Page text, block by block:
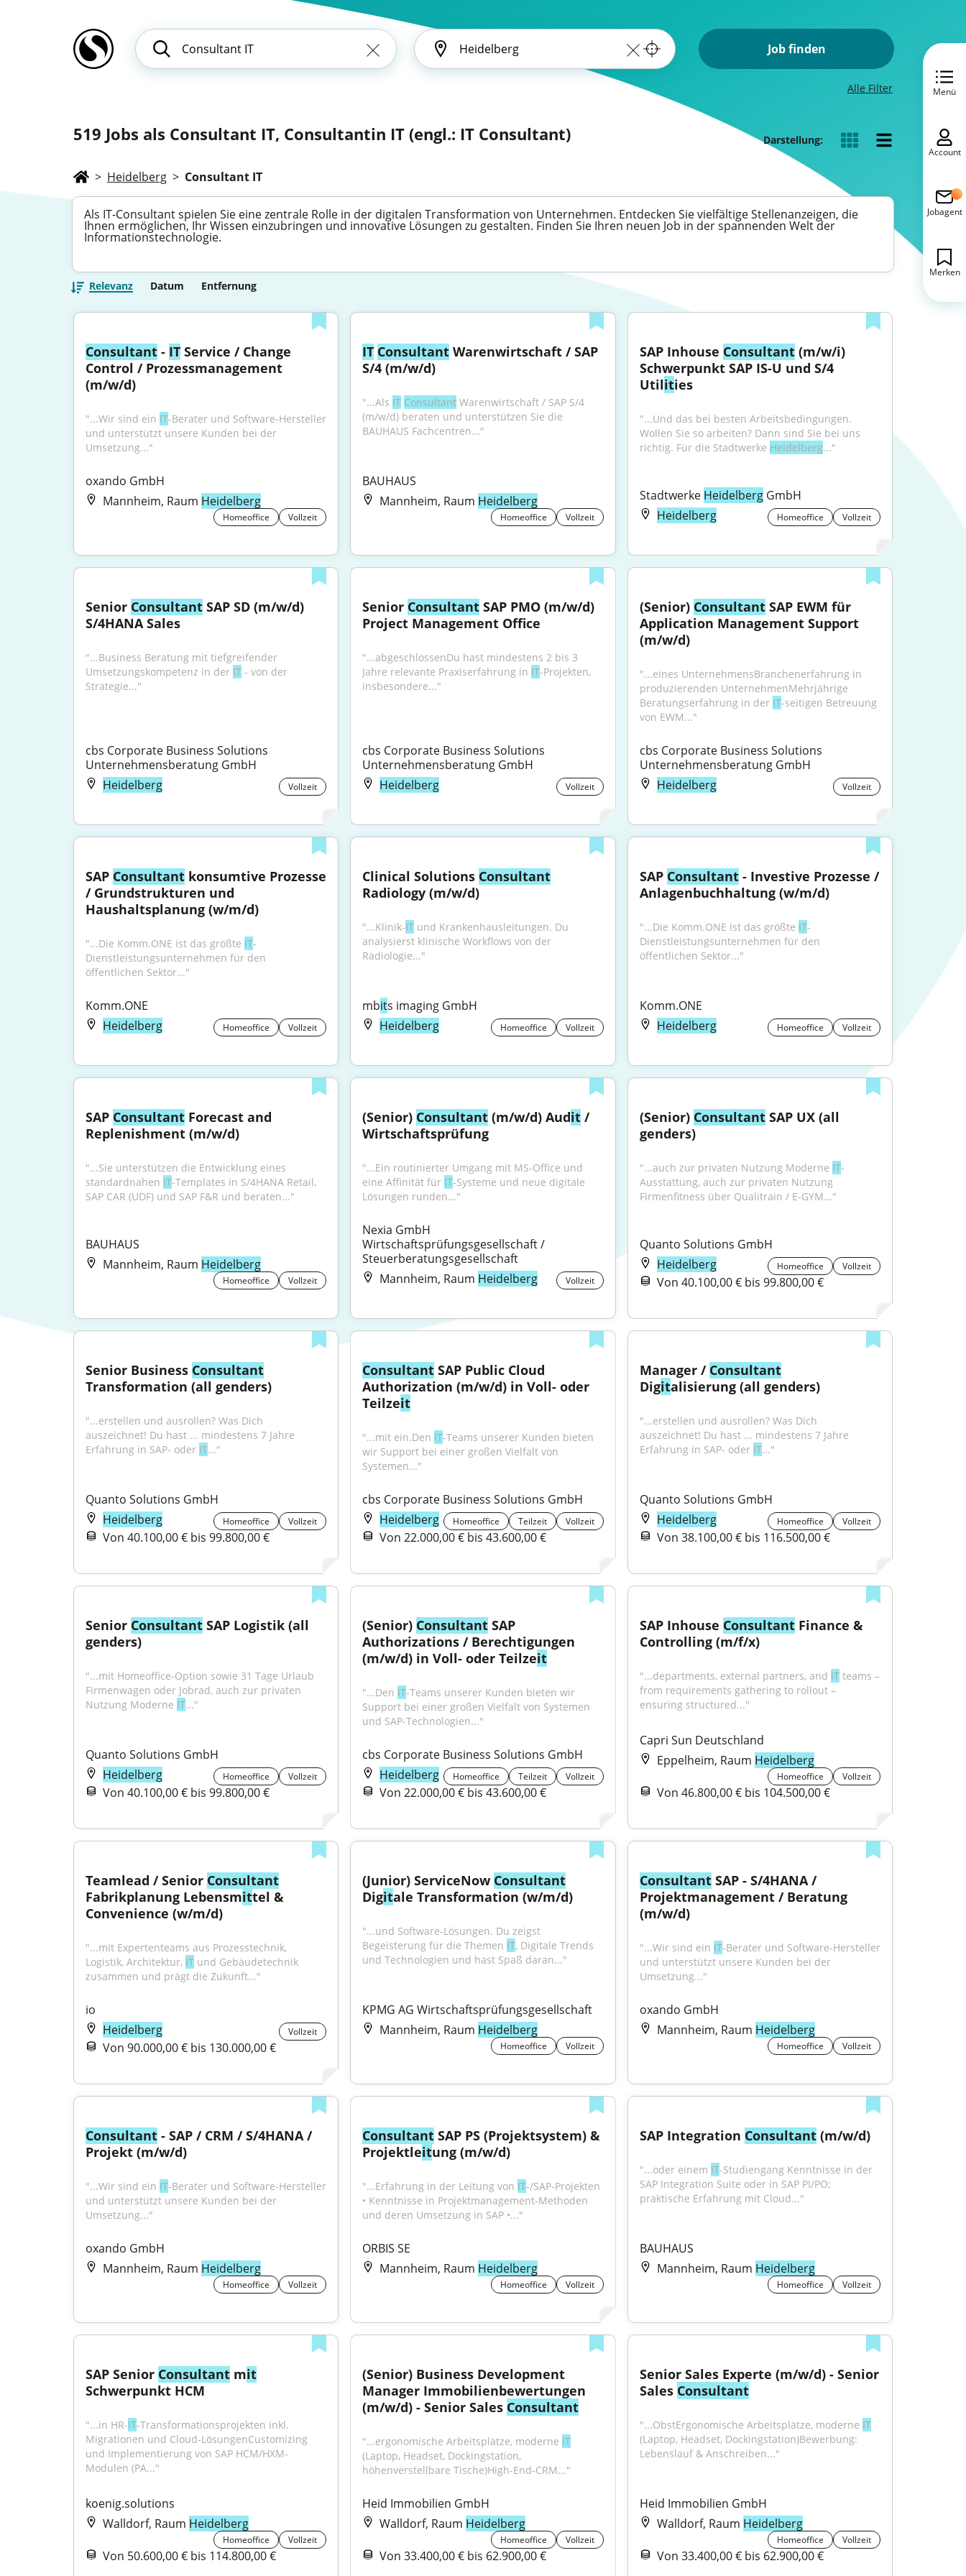
Job finden
Alle Filter
519 Jobs als Consultant IT, Consultantin IT (engl.: IT Consultant) Darstellung:
> Heidelberg > Consultant IT
Als IT-Consultant spielen Sie eine zentrale Rolle in der digitalen Transformation von Unternehmen. Entdecken Sie vielfältige Stellenanzeigen, die
Ihnen ermöglichen, Ihr Wissen einzubringen und innovative Lösungen zu gestalten. Finden Sie Ihren neuen Job in der spannenden Welt der
Informationstechnologie.
Relevanz Datum Entfernung
Consultant - IT Service / Change
Control / Prozessmanagement
(m/w/d)
"...Wir sind ein IT-Berater und Software-Hersteller
und unterstützt unsere Kunden bei der
Umsetzung..."
oxando GmbH
Mannheim, Raum Heidelberg
Homeoffice Vollzeit
IT Consultant Warenwirtschaft / SAP
S/4 (m/w/d)
"...Als IT Consultant Warenwirtschaft / SAP S/4
(m/w/d) beraten und unterstützen Sie die
BAUHAUS Fachcentren..."
BAUHAUS
Mannheim, Raum Heidelberg
Homeoffice Vollzeit
SAP Inhouse Consultant (m/w/i)
Schwerpunkt SAP IS-U und S/4
Utilities
"...Und das bei besten Arbeitsbedingungen.
Wollen Sie so arbeiten? Dann sind Sie bei uns
richtig. Für die Stadtwerke Heidelberg..."
Stadtwerke Heidelberg GmbH
Heidelberg
Homeoffice Vollzeit
Senior Consultant SAP SD (m/w/d)
S/4HANA Sales
"...Business Beratung mit tiefgreifender
Umsetzungskompetenz in der IT - von der
Strategie..."
cbs Corporate Business Solutions
Unternehmensberatung GmbH
Heidelberg
Vollzeit
Senior Consultant SAP PMO (m/w/d)
Project Management Office
"...abgeschlossenDu hast mindestens 2 bis 3
Jahre relevante Praxiserfahrung in IT-Projekten,
insbesondere..."
cbs Corporate Business Solutions
Unternehmensberatung GmbH
Heidelberg
Vollzeit
(Senior) Consultant SAP EWM für
Application Management Support
(m/w/d)
"...eines UnternehmensBranchenerfahrung in
produzierenden UnternehmenMehrjährige
Beratungserfahrung in der IT-seitigen Betreuung
von EWM..."
cbs Corporate Business Solutions
Unternehmensberatung GmbH
Heidelberg
Vollzeit
SAP Consultant konsumtive Prozesse
/ Grundstrukturen und
Haushaltsplanung (w/m/d)
"...Die Komm.ONE ist das größte IT-
Dienstleistungsunternehmen für den
öffentlichen Sektor..."
Komm.ONE
Heidelberg
Homeoffice Vollzeit
Clinical Solutions Consultant
Radiology (m/w/d)
"...Klinik-IT und Krankenhausleitungen. Du
analysierst klinische Workflows von der
Radiologie..."
mbits imaging GmbH
Heidelberg
Homeoffice Vollzeit
SAP Consultant - Investive Prozesse /
Anlagenbuchhaltung (w/m/d)
"...Die Komm.ONE ist das größte IT-
Dienstleistungsunternehmen für den
öffentlichen Sektor..."
Komm.ONE
Heidelberg
Homeoffice Vollzeit
SAP Consultant Forecast and
Replenishment (m/w/d)
"...Sie unterstützen die Entwicklung eines
standardnahen IT-Templates in S/4HANA Retail,
SAP CAR (UDF) und SAP F&R und beraten..."
BAUHAUS
Mannheim, Raum Heidelberg
Homeoffice Vollzeit
(Senior) Consultant (m/w/d) Audit /
Wirtschaftsprüfung
"...Ein routinierter Umgang mit MS-Office und
eine Affinität für IT-Systeme und neue digitale
Lösungen runden..."
Nexia GmbH
Wirtschaftsprüfungsgesellschaft /
Steuerberatungsgesellschaft
Mannheim, Raum Heidelberg Vollzeit
(Senior) Consultant SAP UX (all
genders)
"...auch zur privaten Nutzung Moderne IT-
Ausstattung, auch zur privaten Nutzung
Firmenfitness über Qualitrain / E-GYM..."
Quanto Solutions GmbH
Heidelberg
Homeoffice Vollzeit
Von 40.100,00 € bis 99.800,00 €
Senior Business Consultant
Transformation (all genders)
"...erstellen und ausrollen? Was Dich
auszeichnet! Du hast ... mindestens 7 Jahre
Erfahrung in SAP- oder IT..."
Quanto Solutions GmbH
Heidelberg
Homeoffice Vollzeit
Von 40.100,00 € bis 99.800,00 €
Consultant SAP Public Cloud
Authorization (m/w/d) in Voll- oder
Teilzeit
"...mit ein.Den IT-Teams unserer Kunden bieten
wir Support bei einer großen Vielfalt von
Systemen..."
cbs Corporate Business Solutions GmbH
Heidelberg
Homeoffice Teilzeit Vollzeit
Von 22.000,00 € bis 43.600,00 €
Manager / Consultant
Digitalisierung (all genders)
"...erstellen und ausrollen? Was Dich
auszeichnet! Du hast ... mindestens 7 Jahre
Erfahrung in SAP- oder IT..."
Quanto Solutions GmbH
Heidelberg
Homeoffice Vollzeit
Von 38.100,00 € bis 116.500,00 €
Senior Consultant SAP Logistik (all
genders)
"...mit Homeoffice-Option sowie 31 Tage Urlaub
Firmenwagen oder Jobrad, auch zur privaten
Nutzung Moderne IT..."
Quanto Solutions GmbH
Heidelberg
Homeoffice Vollzeit
Von 40.100,00 € bis 99.800,00 €
(Senior) Consultant SAP
Authorizations / Berechtigungen
(m/w/d) in Voll- oder Teilzeit
"...Den IT-Teams unserer Kunden bieten wir
Support bei einer großen Vielfalt von Systemen
und SAP-Technologien..."
cbs Corporate Business Solutions GmbH
Heidelberg
Homeoffice Teilzeit Vollzeit
Von 22.000,00 € bis 43.600,00 €
SAP Inhouse Consultant Finance &
Controlling (m/f/x)
"...departments, external partners, and IT teams –
from requirements gathering to rollout –
ensuring structured..."
Capri Sun Deutschland
Eppelheim, Raum Heidelberg
Homeoffice Vollzeit
Von 46.800,00 € bis 104.500,00 €
Teamlead / Senior Consultant
Fabrikplanung Lebensmittel &
Convenience (w/m/d)
"...mit Expertenteams aus Prozesstechnik,
Logistik, Architektur, IT und Gebäudetechnik
zusammen und prägt die Zukunft..."
io
Heidelberg
Vollzeit
Von 90.000,00 € bis 130.000,00 €
(Junior) ServiceNow Consultant
Digitale Transformation (w/m/d)
"...und Software-Lösungen. Du zeigst
Begeisterung für die Themen IT, Digitale Trends
und Technologien und hast Spaß daran..."
KPMG AG Wirtschaftsprüfungsgesellschaft
Mannheim, Raum Heidelberg
Homeoffice Vollzeit
Consultant SAP - S/4HANA /
Projektmanagement / Beratung
(m/w/d)
"...Wir sind ein IT-Berater und Software-Hersteller
und unterstützt unsere Kunden bei der
Umsetzung..."
oxando GmbH
Mannheim, Raum Heidelberg
Homeoffice Vollzeit
Consultant - SAP / CRM / S/4HANA /
Projekt (m/w/d)
"...Wir sind ein IT-Berater und Software-Hersteller
und unterstützt unsere Kunden bei der
Umsetzung..."
oxando GmbH
Mannheim, Raum Heidelberg
Homeoffice Vollzeit
Consultant SAP PS (Projektsystem) &
Projektleitung (m/w/d)
"...Erfahrung in der Leitung von IT-/SAP-Projekten
• Kenntnisse in Projektmanagement-Methoden
und deren Umsetzung in SAP •..."
ORBIS SE
Mannheim, Raum Heidelberg
Homeoffice Vollzeit
SAP Integration Consultant (m/w/d)
"...oder einem IT-Studiengang Kenntnisse in der
SAP Integration Suite oder in SAP PI/PO;
praktische Erfahrung mit Cloud..."
BAUHAUS
Mannheim, Raum Heidelberg
Homeoffice Vollzeit
SAP Senior Consultant mit
Schwerpunkt HCM
"...in HR-IT-Transformationsprojekten inkl.
Migrationen und Cloud-LösungenCustomizing
und Implementierung von SAP HCM/HXM-
Modulen (PA..."
koenig.solutions
Walldorf, Raum Heidelberg
Homeoffice Vollzeit
Von 50.600,00 € bis 114.800,00 €
(Senior) Business Development
Manager Immobilienbewertungen
(m/w/d) - Senior Sales Consultant
"...ergonomische Arbeitsplätze, moderne IT
(Laptop, Headset, Dockingstation,
höhenverstellbare Tische)High-End-CRM..."
Heid Immobilien GmbH
Walldorf, Raum Heidelberg
Homeoffice Vollzeit
Von 33.400,00 € bis 62.900,00 €
Senior Sales Experte (m/w/d) - Senior
Sales Consultant
"...ObstErgonomische Arbeitsplätze, moderne IT
(Laptop, Headset, Dockingstation)Bewerbung:
Lebenslauf & Anschreiben..."
Heid Immobilien GmbH
Walldorf, Raum Heidelberg
Homeoffice Vollzeit
Von 33.400,00 € bis 62.900,00 €
Menü
Account
Jobagent
Merken